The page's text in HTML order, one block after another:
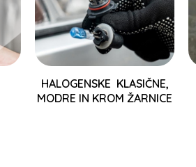
HALOGENSKE KLASIČNE,
MODRE IN KROM ŽARNICE